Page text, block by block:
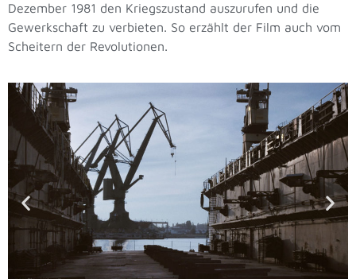
Dezember 1981 den Kriegszustand auszurufen und die
Gewerkschaft zu verbieten. So erzählt der Film auch vom
Scheitern der Revolutionen.